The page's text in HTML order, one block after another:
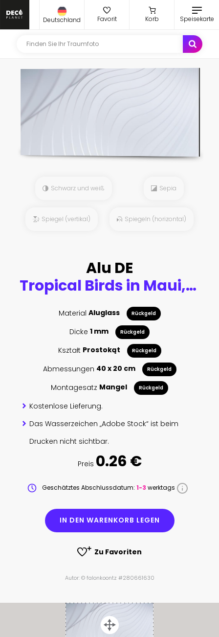
Deutschland Favorit Korb Speisekarte
Schwarz und weiß Sepia
Spiegel (vertikal) Spiegeln (horizontal)
Alu DE
Tropical Birds in Maui, Hawaii
Material Aluglass Rückgeld
Dicke 1 mm Rückgeld
Kształt Prostokąt Rückgeld
Abmessungen 40 x 20 cm Rückgeld
Montagesatz Mangel Rückgeld
Kostenlose Lieferung.
Das Wasserzeichen „Adobe Stock“ ist beim
Drucken nicht sichtbar.
Preis 0.26 €
Geschätztes Abschlussdatum: 1-3 werktags
IN DEN WARENKORB LEGEN
Zu Favoriten
Autor: © falonkoontz #280661630